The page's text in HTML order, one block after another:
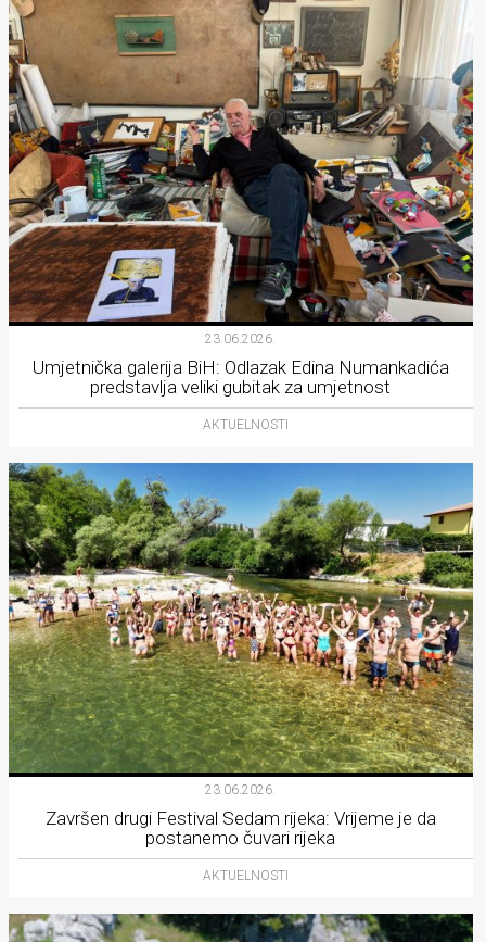
23.06.2026.
Umjetnička galerija BiH: Odlazak Edina Numankadića
predstavlja veliki gubitak za umjetnost
AKTUELNOSTI
23.06.2026.
Završen drugi Festival Sedam rijeka: Vrijeme je da
postanemo čuvari rijeka
AKTUELNOSTI